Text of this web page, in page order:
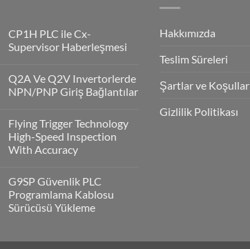
CP1H PLC ile Cx-
Supervisor Haberleşmesi
on
CP1H
PLC
Supervisor
Haberleşmesi
Q2A Ve Q2V Invertorlerde
NPN/PNP Giriş Bağlantılar
on
Q2A
Ve
Q2V
Giriş
Bağlantılar
Flying Trigger Technology
High-Speed Inspection
With Accuracy
on
Flying
Trigger
Technology
With
G9SP Güvenlik PLC
Programlama Kablosu
Sürücüsü Yükleme
Hakkımızda
Teslim Süreleri
Şartlar ve Koşullar
Gizlilik Politikası